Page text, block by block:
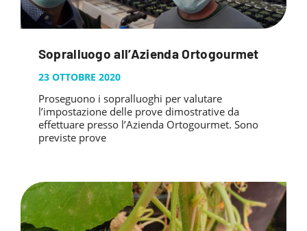
Sopralluogo all’Azienda Ortogourmet
23 OTTOBRE 2020
Proseguono i sopralluoghi per valutare
l’impostazione delle prove dimostrative da
effettuare presso l’Azienda Ortogourmet. Sono
previste prove